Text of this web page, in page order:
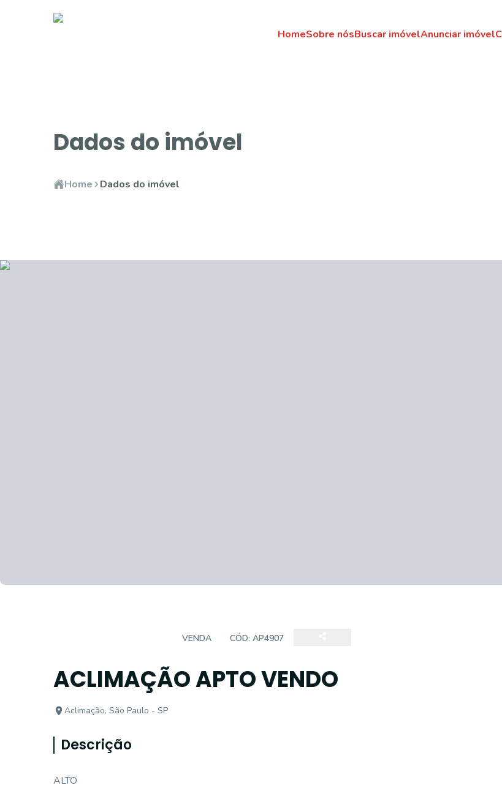
HomeSobre nósBuscar imóvelAnunciar imóvel
Dados do imóvel
Home Dados do imóvel
VENDA CÓD: AP4907
ACLIMAÇÃO APTO VENDO
Aclimação, São Paulo - SP
Descrição
ALTO